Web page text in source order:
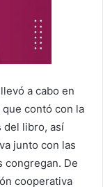
a cabo en
contó con la
del libro, así
junto con las
congregan. De
cooperativa